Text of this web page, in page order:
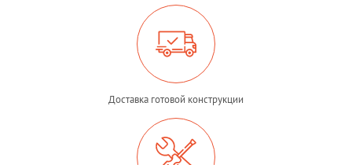
Доставка готовой конструкции